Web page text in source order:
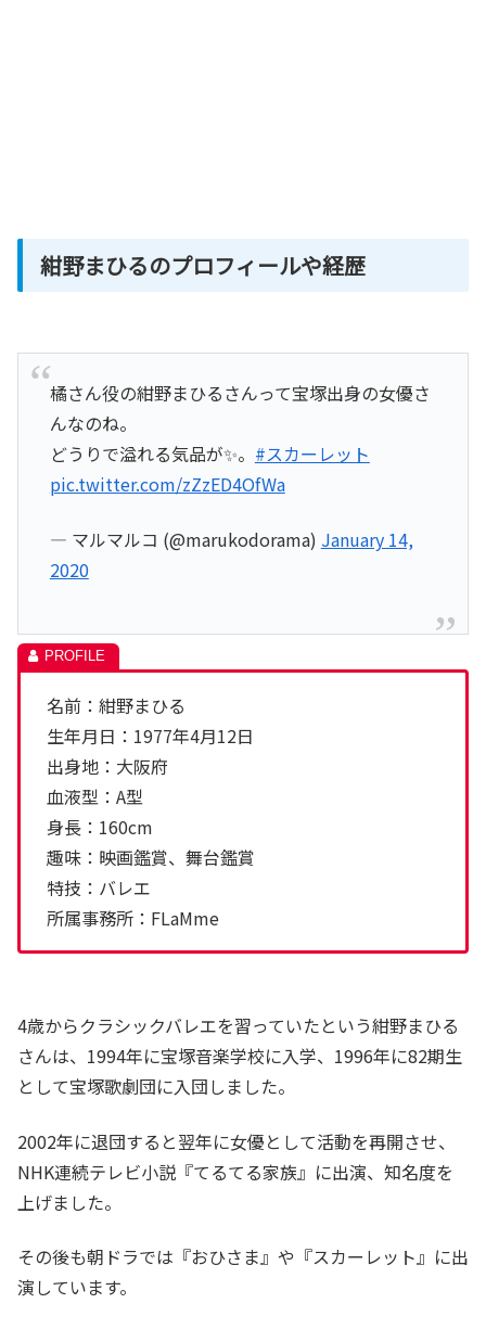
紺野まひるのプロフィールや経歴
橘さん役の紺野まひるさんって宝塚出身の女優さ
んなのね。
どうりで溢れる気品が✨。 #スカーレット
pic.twitter.com/zZzED4OfWa
— マルマルコ (@marukodorama) January 14,
2020
名前：紺野まひる
生年月日：1977年4月12日
出身地：大阪府
血液型：A型
身長：160cm
趣味：映画鑑賞、舞台鑑賞
特技：バレエ
所属事務所：FLaMme
4歳からクラシックバレエを習っていたという紺野まひる
さんは、1994年に宝塚音楽学校に入学、1996年に82期生
として宝塚歌劇団に入団しました。
2002年に退団すると翌年に女優として活動を再開させ、
NHK連続テレビ小説『てるてる家族』に出演、知名度を
上げました。
その後も朝ドラでは『おひさま』や『スカーレット』に出
演しています。